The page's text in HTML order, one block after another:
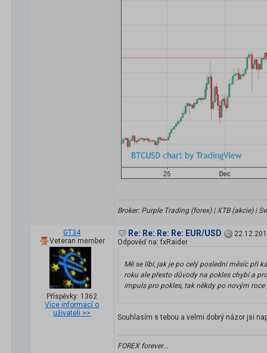
Broker: Purple Trading (forex) | XTB (akcie) |
GT34
Veteran member
Příspěvky: 1362
Více informací o
uživateli >>
Re: Re: Re: Re: EUR/USD
Odpověď na: fxRaider
Mě se líbí, jak je po celý poslední měsíc při
roku ale přesto důvody na pokles chybí a
impuls pro pokles, tak někdy po novým
Souhlasím s tebou a velmi dobrý názor jsi
FOREX forever...